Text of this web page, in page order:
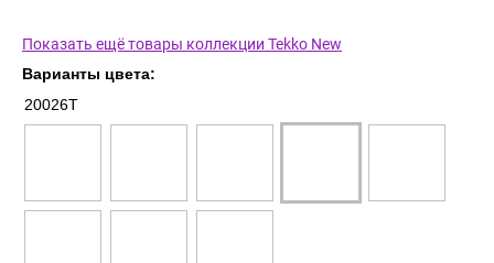
Показать ещё товары коллекции Tekko New
Варианты цвета:
20026T